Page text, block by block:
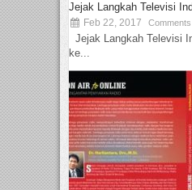
Jejak Langkah Televisi
Feb 22, 2017
Jejak Langkah Televisi
ke...